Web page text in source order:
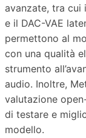
avanzate, tra cui
e il DAC-VAE
permettono al
con una qualità
strumento
audio. Inoltre,
valutazione
di testare e
modello.